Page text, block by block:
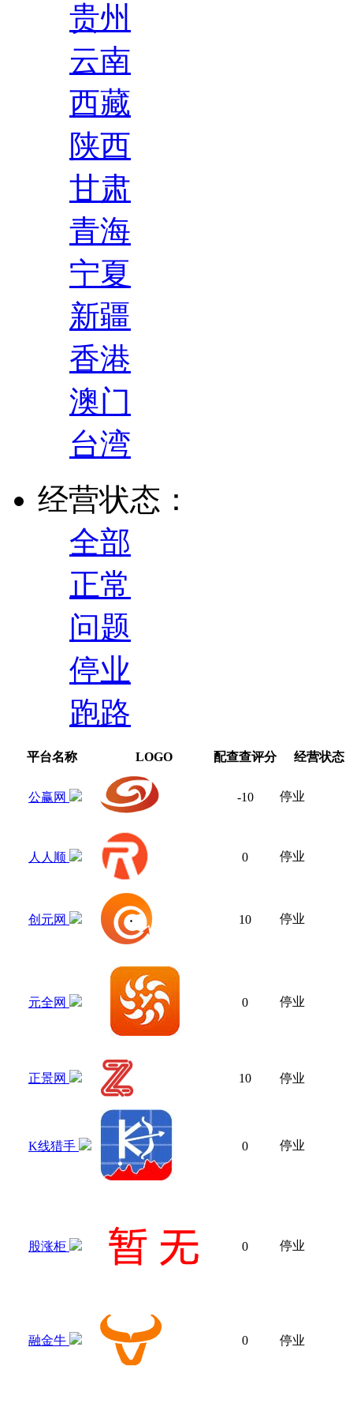
贵州
云南
西藏
陕西
甘肃
青海
宁夏
新疆
香港
澳门
台湾
经营状态：
全部
正常
问题
停业
跑路
平台名称 LOGO 配查查评分 经营状态
公赢网 -10 停业
人人顺 0 停业
创元网 10 停业
元全网 0 停业
正景网 10 停业
K线猎手 0 停业
股涨柜 0 停业
融金牛 0 停业